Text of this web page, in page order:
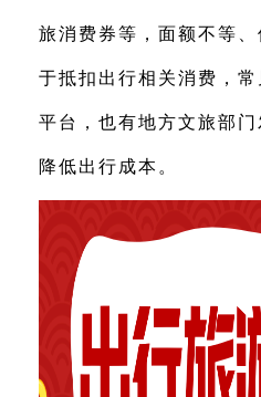
旅消费券等，面额不等
于抵扣出行相关消费，
平台，也有地方文旅部
降低出行成本。